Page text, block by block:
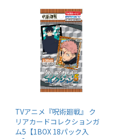
TVアニメ『呪術廻戦』 ク
リアカードコレクションガ
ム5【1BOX 18パック入